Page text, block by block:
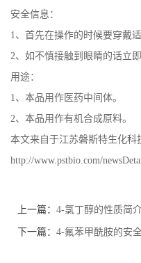
安全信息：
1、首先在操作的时候要穿戴
2、如不慎接触到眼睛的话立
用途：
1、本品用作医药中间体。
2、本品用作有机合成原料。
本文来自于江苏磐斯特生化科
http://www.pstbio.com/
上一篇： 4-氯丁醇的性质简
下一篇： 4-氟苯甲酰胺的安